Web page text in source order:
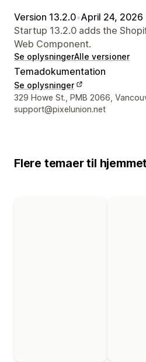
Version 13.2.0•April 24, 2026
Startup 13.2.0 adds the
Web Component.
Se oplysningerAlle versioner
Temadokumentation
Se oplysninger
Se kontaktoplysninger
329 Howe St., PMB 2066,
support@pixelunion.net
Flere temaer til hjemmet